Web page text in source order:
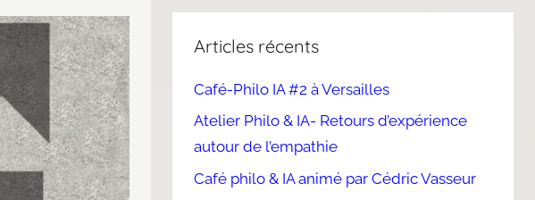
Articles récents
Café-Philo IA #2 à Versailles
Atelier Philo & IA- Retours d’expérience
autour de l’empathie
Café philo & IA animé par Cédric Vasseur